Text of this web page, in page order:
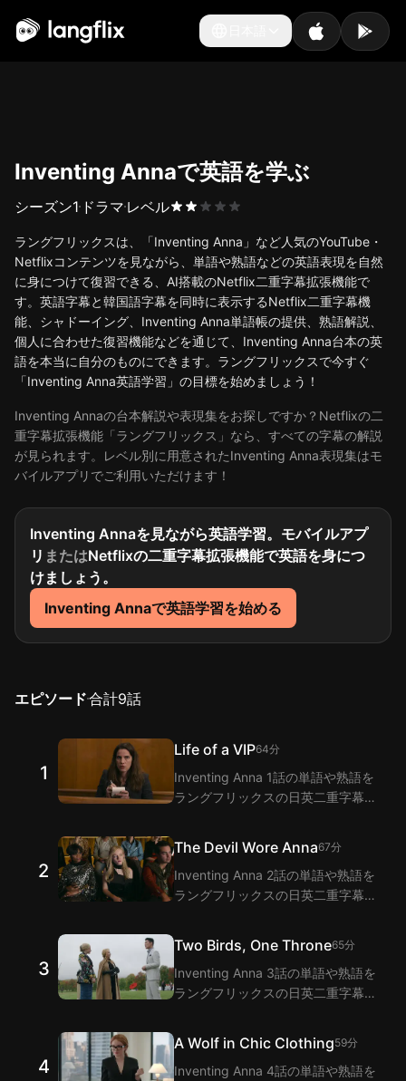
日本語
Inventing Annaで英語を学ぶ
シーズン1 ドラマ レベル
ラングフリックスは、「Inventing Anna」など人気のYouTube・
Netflixコンテンツを見ながら、単語や熟語などの英語表現を自然
に身につけて復習できる、AI搭載のNetflix二重字幕拡張機能で
す。英語字幕と韓国語字幕を同時に表示するNetflix二重字幕機
能、シャドーイング、Inventing Anna単語帳の提供、熟語解説、
個人に合わせた復習機能などを通じて、Inventing Anna台本の英
語を本当に自分のものにできます。ラングフリックスで今すぐ
「Inventing Anna英語学習」の目標を始めましょう！
Inventing Annaの台本解説や表現集をお探しですか？Netflixの二
重字幕拡張機能「ラングフリックス」なら、すべての字幕の解説
が見られます。レベル別に用意されたInventing Anna表現集はモ
バイルアプリでご利用いただけます！
Inventing Annaを見ながら英語学習。モバイルアプ
リ またはNetflixの二重字幕拡張機能で英語を身につ
けましょう。
Inventing Annaで英語学習を始める
エピソード合計9話
1
Life of a VIP64分
Inventing Anna 1話の単語や熟語を
ラングフリックスの日英二重字幕拡
能でInventing Anna 1話のセリフの
翻訳を提供します。
2
The Devil Wore Anna67分
Inventing Anna 2話の単語や熟語を
ラングフリックスの日英二重字幕拡
能でInventing Anna 2話のセリフの
翻訳を提供します。
3
Two Birds, One Throne65分
Inventing Anna 3話の単語や熟語を
ラングフリックスの日英二重字幕拡
能でInventing Anna 3話のセリフの
翻訳を提供します。
4
A Wolf in Chic Clothing59分
Inventing Anna 4話の単語や熟語を